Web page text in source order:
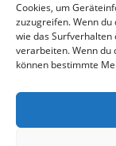
Cookies, um
zuzugreifen. Wenn
wie das Surfverhalten
verarbeiten. Wenn du
können bestimmte
Alle